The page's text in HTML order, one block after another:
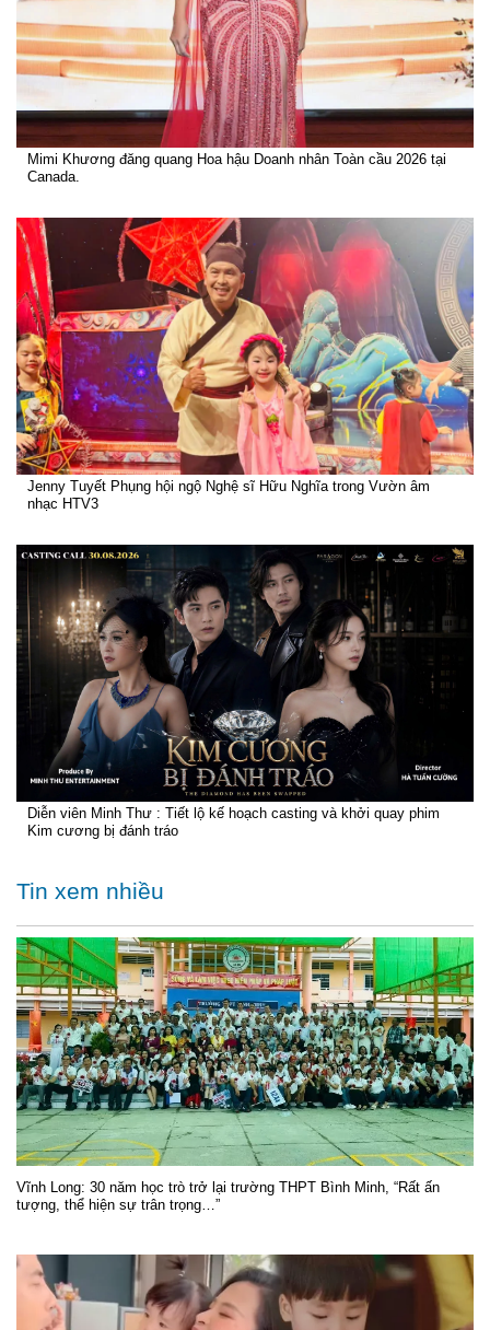
Mimi Khương đăng quang Hoa hậu Doanh nhân Toàn cầu 2026 tại
Canada.
Jenny Tuyết Phụng hội ngộ Nghệ sĩ Hữu Nghĩa trong Vườn âm
nhạc HTV3
Diễn viên Minh Thư : Tiết lộ kế hoạch casting và khởi quay phim
Kim cương bị đánh tráo
Tin xem nhiều
Vĩnh Long: 30 năm học trò trở lại trường THPT Bình Minh, “Rất ấn
tượng, thể hiện sự trân trọng…”